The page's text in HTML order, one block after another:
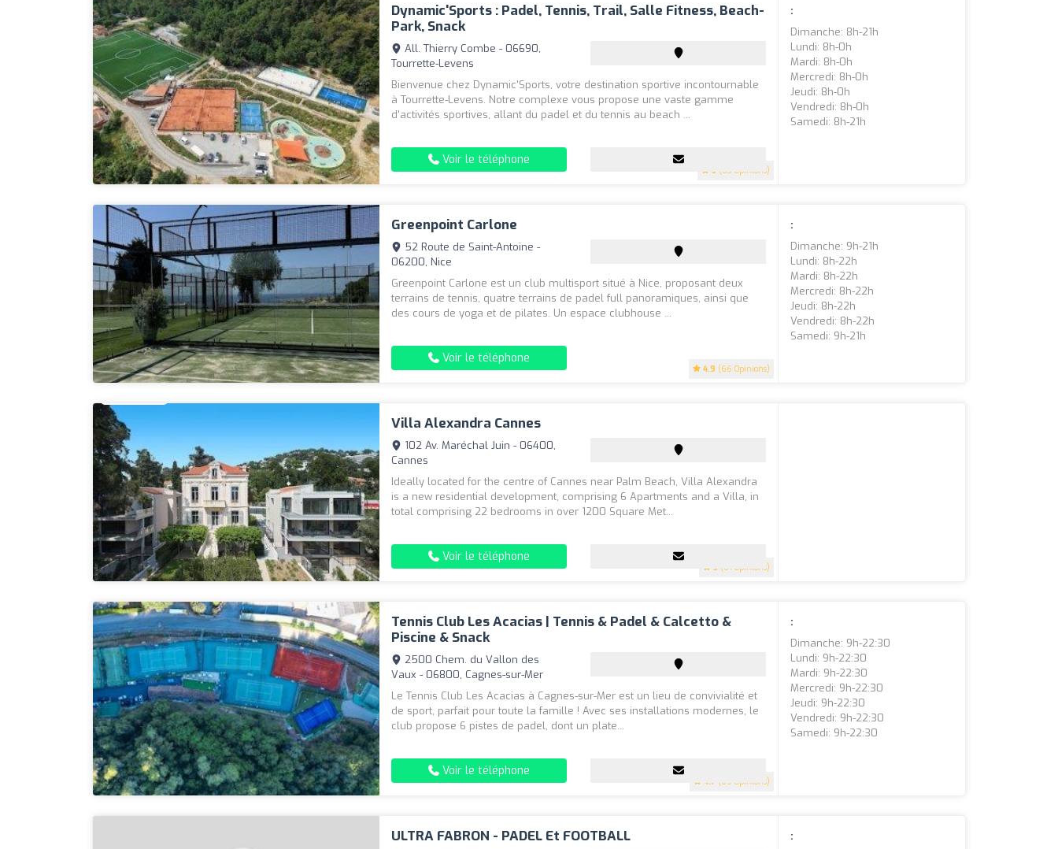
Dynamic'Sports : Padel, Tennis, Trail, Salle Fitness, Beach-
Park, Snack
5 (83 Opinions)
All. Thierry Combe - 06690,
Tourrette-Levens
Bienvenue chez Dynamic'Sports, votre destination sportive incontournable
à Tourrette-Levens. Notre complexe vous propose une vaste gamme
d'activités sportives, allant du padel et du tennis au beach ...
Voir le téléphone
:
Dimanche: 8h-21h
Lundi: 8h-0h
Mardi: 8h-0h
Mercredi: 8h-0h
Jeudi: 8h-0h
Vendredi: 8h-0h
Samedi: 8h-21h
Greenpoint Carlone
4.9 (66 Opinions)
52 Route de Saint-Antoine -
06200, Nice
Greenpoint Carlone est un club multisport situé à Nice, proposant deux
terrains de tennis, quatre terrains de padel full panoramiques, ainsi que
des cours de yoga et de pilates. Un espace clubhouse ...
Voir le téléphone
:
Dimanche: 9h-21h
Lundi: 8h-22h
Mardi: 8h-22h
Mercredi: 8h-22h
Jeudi: 8h-22h
Vendredi: 8h-22h
Samedi: 9h-21h
Villa Alexandra Cannes
5 (61 Opinions)
102 Av. Maréchal Juin - 06400,
Cannes
Ideally located for the centre of Cannes near Palm Beach, Villa Alexandra
is a new residential development, comprising 6 Apartments and a Villa, in
total comprising 22 bedrooms in over 1200 Square Met...
Voir le téléphone
Tennis Club Les Acacias | Tennis & Padel & Calcetto &
Piscine & Snack
4.7 (69 Opinions)
2500 Chem. du Vallon des
Vaux - 06800, Cagnes-sur-Mer
Le Tennis Club Les Acacias à Cagnes-sur-Mer est un lieu de convivialité et
de sport, parfait pour toute la famille ! Avec ses installations modernes, le
club propose 6 pistes de padel, dont un plate...
Voir le téléphone
:
Dimanche: 9h-22:30
Lundi: 9h-22:30
Mardi: 9h-22:30
Mercredi: 9h-22:30
Jeudi: 9h-22:30
Vendredi: 9h-22:30
Samedi: 9h-22:30
ULTRA FABRON - PADEL Et FOOTBALL
: